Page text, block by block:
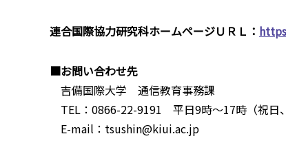
連合国際協力研究科ホームページＵＲＬ：
■お問い合わせ先
吉備国際大学 通信教育事務課
TEL：0866-22-9191 平日9時～17時（祝日
E-mail：tsushin@kiui.ac.jp